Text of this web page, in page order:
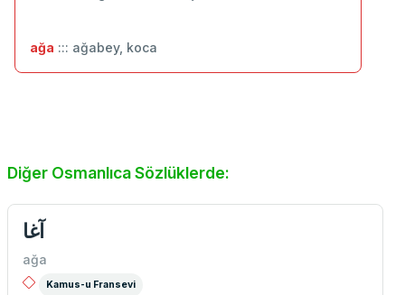
ağa ::: ağabey, koca
Diğer Osmanlıca Sözlüklerde:
آغا
ağa
Kamus-u Fransevi